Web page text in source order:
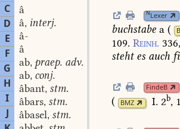
C
D
E
F
G
H
I
J
â
â, interj.
â-
â
ab, praep. adv.
ab, conj.
âbant, stm.
âbars, stm.
âbasel, stm.
NLexer
buchstabe a (
109. Reinh. 336,
stehtes auch
FindeB
(
BMZ I. 2b,